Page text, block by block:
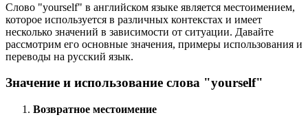
Слово "yourself" в английском языке является местоимением,
которое используется в различных контекстах и имеет
несколько значений в зависимости от ситуации. Давайте
рассмотрим его основные значения, примеры использования и
переводы на русский язык.
Значение и использование слова "yourself"
Возвратное местоимение